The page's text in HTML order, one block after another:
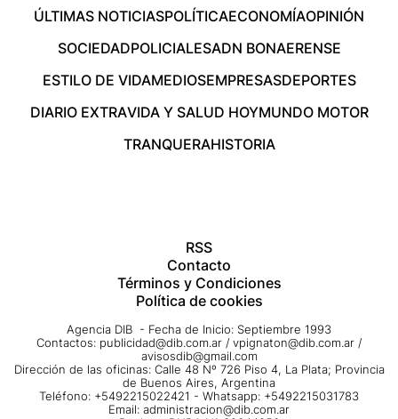
ÚLTIMAS NOTICIASPOLÍTICAECONOMÍAOPINIÓN
SOCIEDADPOLICIALESADN BONAERENSE
ESTILO DE VIDAMEDIOSEMPRESASDEPORTES
DIARIO EXTRAVIDA Y SALUD HOYMUNDO MOTOR
TRANQUERAHISTORIA
RSS
Contacto
Términos y Condiciones
Política de cookies
Agencia DIB - Fecha de Inicio: Septiembre 1993
Contactos: publicidad@dib.com.ar / vpignaton@dib.com.ar /
avisosdib@gmail.com
Dirección de las oficinas: Calle 48 Nº 726 Piso 4, La Plata; Provincia
de Buenos Aires, Argentina
Teléfono: +5492215022421 - Whatsapp: +5492215031783
Email: administracion@dib.com.ar